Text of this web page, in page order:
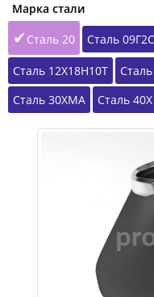
Марка стали
Сталь 20
Сталь 09Г2С
Сталь 12Х18Н10Т
Сталь 30ХМА
Сталь 40Х